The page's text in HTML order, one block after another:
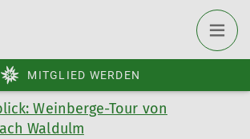
MITGLIED WERDEN
Weinberge-Tour von
Waldulm